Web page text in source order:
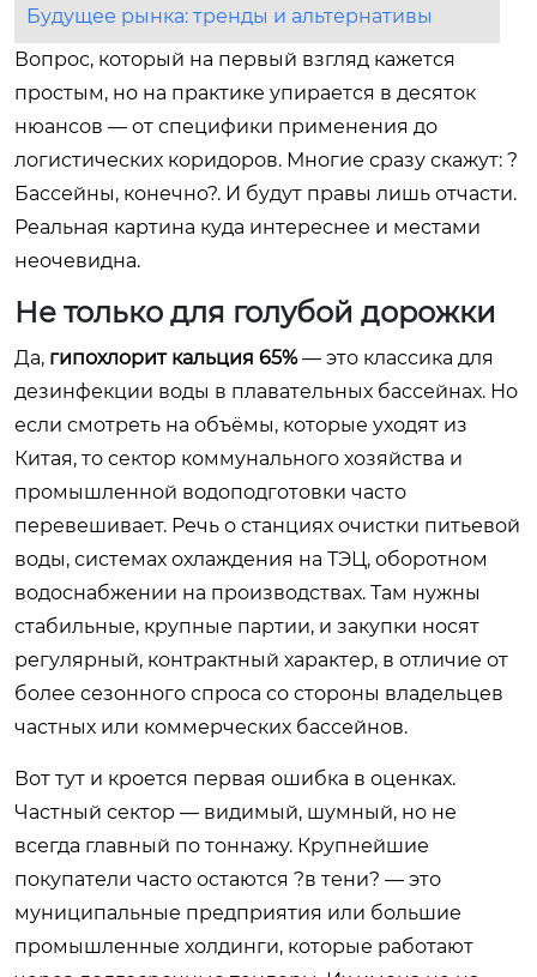
Будущее рынка: тренды и альтернативы
Вопрос, который на первый взгляд кажется
простым, но на практике упирается в десяток
нюансов — от специфики применения до
логистических коридоров. Многие сразу скажут: ?
Бассейны, конечно?. И будут правы лишь отчасти.
Реальная картина куда интереснее и местами
неочевидна.
Не только для голубой дорожки
Да, гипохлорит кальция 65%— это классика для
дезинфекции воды в плавательных бассейнах. Но
если смотреть на объёмы, которые уходят из
Китая, то сектор коммунального хозяйства и
промышленной водоподготовки часто
перевешивает. Речь о станциях очистки питьевой
воды, системах охлаждения на ТЭЦ, оборотном
водоснабжении на производствах. Там нужны
стабильные, крупные партии, и закупки носят
регулярный, контрактный характер, в отличие от
более сезонного спроса со стороны владельцев
частных или коммерческих бассейнов.
Вот тут и кроется первая ошибка в оценках.
Частный сектор — видимый, шумный, но не
всегда главный по тоннажу. Крупнейшие
покупатели часто остаются ?в тени? — это
муниципальные предприятия или большие
промышленные холдинги, которые работают